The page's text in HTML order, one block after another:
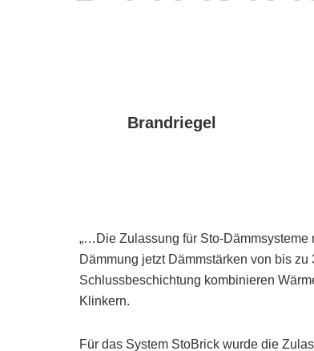
Brandriegel
„…Die Zulassung für Sto-
Dämmung jetzt Dämmstärken von bis
Schlussbeschichtung kombinieren
Klinkern.
Für das System StoBrick wurde die